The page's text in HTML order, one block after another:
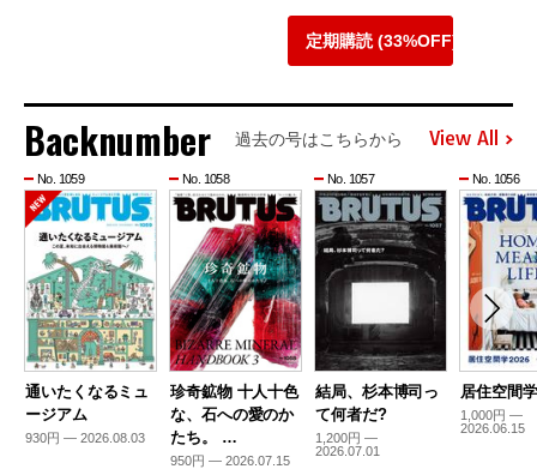
定期購読 (33%OFF)
Backnumber 過去の号はこちらから View All
No. 1059
通いたくなるミュ
ージアム
930円 — 2026.08.03
No. 1058
珍奇鉱物 十人十色
な、石への愛のか
たち。 …
950円 — 2026.07.15
No. 1057
結局、杉本博司っ
て何者だ?
1,200円 —
2026.07.01
No. 1056
居住空間
1,000円 —
2026.06.15